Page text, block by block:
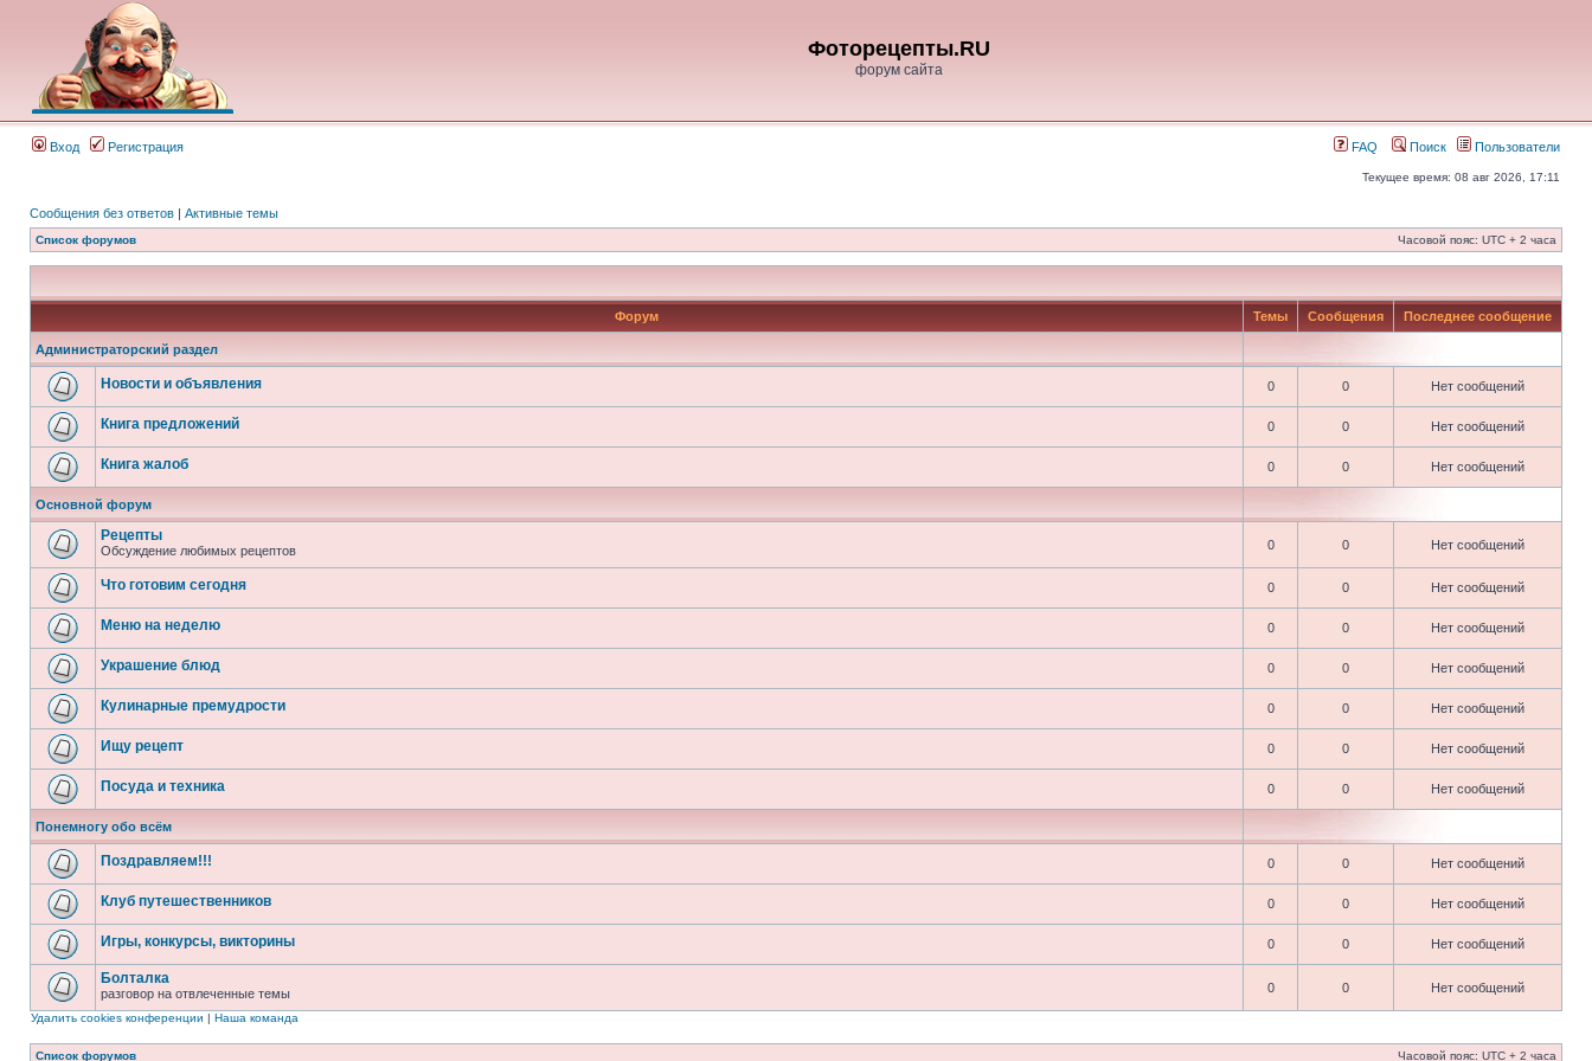
Фоторецепты.RU
форум сайта
Вход Регистрация FAQ Поиск Пользователи
Текущее время: 08 авг 2026, 17:11
Сообщения без ответов | Активные темы
Список форумов Часовой пояс: UTC + 2 часа
Форум Темы Сообщения Последнее сообщение
Администраторский раздел
Новости и объявления 0 0 Нет сообщений
Книга предложений 0 0 Нет сообщений
Книга жалоб 0 0 Нет сообщений
Основной форум
Рецепты
Обсуждение любимых рецептов 0 0 Нет сообщений
Что готовим сегодня 0 0 Нет сообщений
Меню на неделю 0 0 Нет сообщений
Украшение блюд 0 0 Нет сообщений
Кулинарные премудрости 0 0 Нет сообщений
Ищу рецепт 0 0 Нет сообщений
Посуда и техника 0 0 Нет сообщений
Понемногу обо всём
Поздравляем!!! 0 0 Нет сообщений
Клуб путешественников 0 0 Нет сообщений
Игры, конкурсы, викторины 0 0 Нет сообщений
Болталка
разговор на отвлеченные темы 0 0 Нет сообщений
Удалить cookies конференции | Наша команда
Список форумов Часовой пояс: UTC + 2 часа